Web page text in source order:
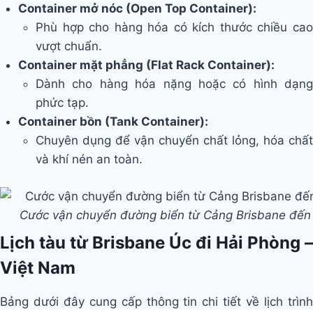
Container mở nóc (Open Top Container):
Phù hợp cho hàng hóa có kích thước chiều cao
vượt chuẩn.
Container mặt phẳng (Flat Rack Container):
Dành cho hàng hóa nặng hoặc có hình dạng
phức tạp.
Container bồn (Tank Container):
Chuyên dụng để vận chuyển chất lỏng, hóa chất
và khí nén an toàn.
Cước vận chuyển đường biển từ Cảng Brisbane
Lịch tàu từ Brisbane Úc đi Hải Phòng –
Việt Nam
Bảng dưới đây cung cấp thông tin chi tiết về lịch trình